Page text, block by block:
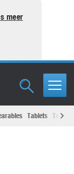
meer
Tablets